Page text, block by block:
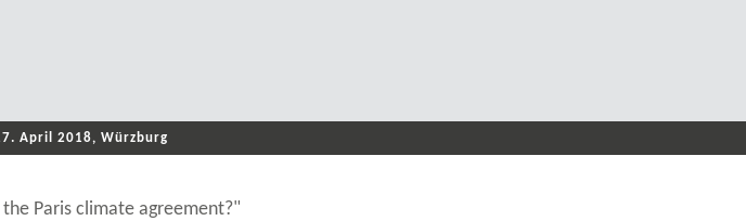
April 2018, Würzburg
Paris climate agreement?"